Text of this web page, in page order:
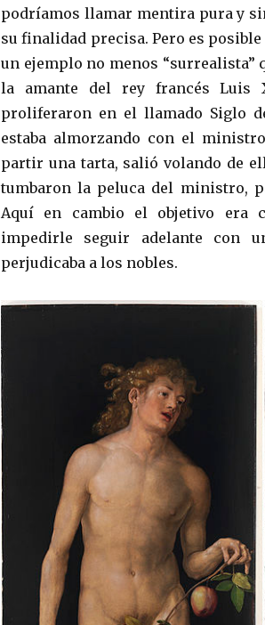
podríamos llamar mentira pura y
su finalidad precisa. Pero es
un ejemplo no menos “surrealista”
la amante del rey francés Luis
proliferaron en el llamado Siglo
estaba almorzando con el
partir una tarta, salió volando de
tumbaron la peluca del ministro,
Aquí en cambio el objetivo era
impedirle seguir adelante con
perjudicaba a los nobles.